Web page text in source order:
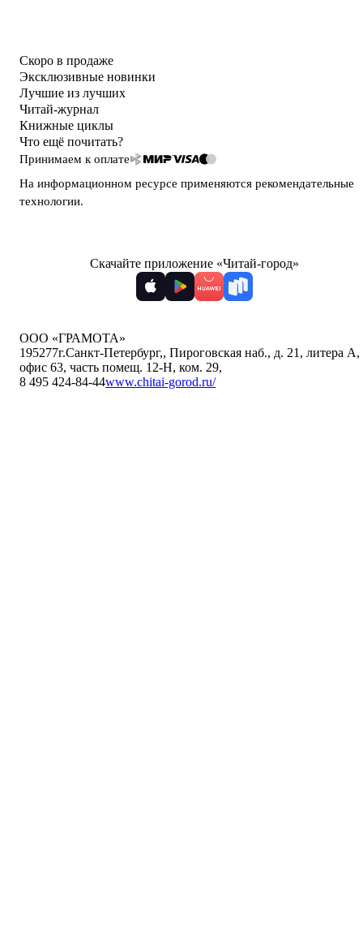
Скоро в продаже
Эксклюзивные новинки
Лучшие из лучших
Читай-журнал
Книжные циклы
Что ещё почитать?
Принимаем к оплате
На информационном ресурсе применяются рекомендательные
технологии.
Скачайте приложение «Читай-город»
ООО «ГРАМОТА»
195277г.Санкт-Петербург,, Пироговская наб., д. 21, литера А,
офис 63, часть помещ. 12-Н, ком. 29,
8 495 424-84-44www.chitai-gorod.ru/